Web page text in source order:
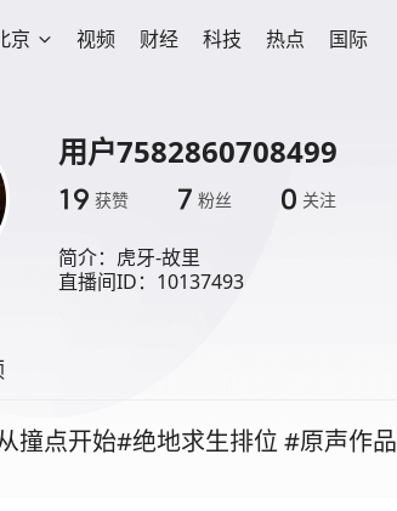
京 视频 财经 科技 热点 国际
用户7582860708499
19 获赞 7 粉丝 0 关注
简介： 虎牙-故里
直播间ID：10137493
撞点开始#绝地求生排位 #原声作品